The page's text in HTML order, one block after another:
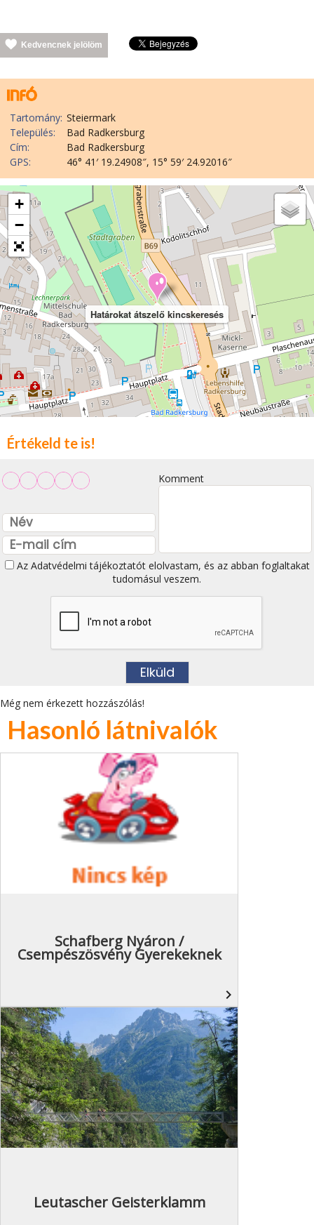
Kedvencnek jelölöm
Tartomány: Steiermark
Település:
Bad Radkersburg
Cím:
Bad Radkersburg
GPS:
46° 41′ 19.24908″, 15° 59′ 24.92016″
Határokat átszelő kincskeresés
+
−
Értékeld te is!
Komment
Az Adatvédelmi tájékoztatótelolvastam, és az abban foglaltakat
tudomásul veszem.
Még nem érkezett hozzászólás!
Hasonló látnivalók
Schafberg Nyáron /
Csempészösvény Gyerekeknek
navigate_next
Leutascher Geisterklamm